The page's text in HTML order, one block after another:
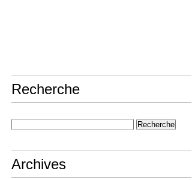
Recherche
Archives